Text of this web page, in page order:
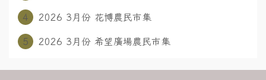
4
2026 3月份 花博農民市集
5
2026 3月份 希望廣場農民市集